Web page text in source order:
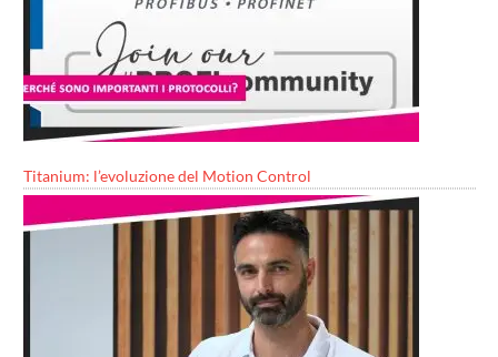
Titanium: l’evoluzione del Motion Control